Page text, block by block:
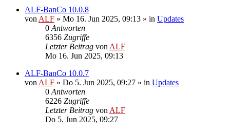
ALF-BanCo 10.0.8
von ALF » Mo 16. Jun 2025, 09:13 » in Updates
0 Antworten
6356 Zugriffe
Letzter Beitrag von ALF
Mo 16. Jun 2025, 09:13
ALF-BanCo 10.0.7
von ALF » Do 5. Jun 2025, 09:27 » in Updates
0 Antworten
6226 Zugriffe
Letzter Beitrag von ALF
Do 5. Jun 2025, 09:27